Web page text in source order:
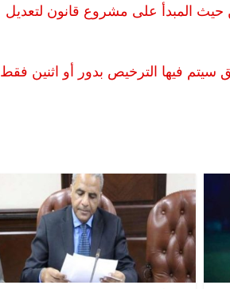
المبدأ على مشروع قانون لتعديل
فيها الترخيص بدور أو اثنين فقط